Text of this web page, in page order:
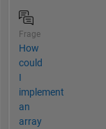
Frage
How
could
I
implement
an
array